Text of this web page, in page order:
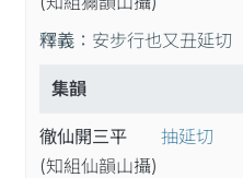
釋義： 安步行也又丑延切
集韻
徹仙開三平
(知組仙韻山攝)
抽延切